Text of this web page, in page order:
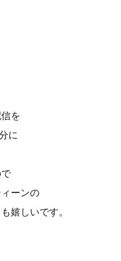
を
に
ーンの
嬉しいです。